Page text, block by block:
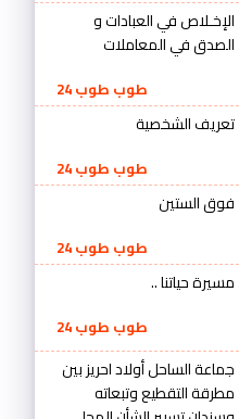
الإخـلاص في العبادات و
الصدق في المعاملات
طوب طوب 24
تعريف الشخصية
طوب طوب 24
فوق الستين
طوب طوب 24
مسيرة حياتنا ..
طوب طوب 24
جماعة الساحل أولاد احريز بين
مطرقة التقطيع وتبعاته